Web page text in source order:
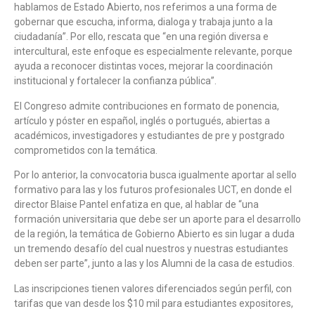
hablamos de Estado Abierto, nos referimos a una forma de
gobernar que escucha, informa, dialoga y trabaja junto a la
ciudadanía”. Por ello, rescata que “en una región diversa e
intercultural, este enfoque es especialmente relevante, porque
ayuda a reconocer distintas voces, mejorar la coordinación
institucional y fortalecer la confianza pública”.
El Congreso admite contribuciones en formato de ponencia,
artículo y póster en español, inglés o portugués, abiertas a
académicos, investigadores y estudiantes de pre y postgrado
comprometidos con la temática.
Por lo anterior, la convocatoria busca igualmente aportar al sello
formativo para las y los futuros profesionales UCT, en donde el
director Blaise Pantel enfatiza en que, al hablar de “una
formación universitaria que debe ser un aporte para el desarrollo
de la región, la temática de Gobierno Abierto es sin lugar a duda
un tremendo desafío del cual nuestros y nuestras estudiantes
deben ser parte”, junto a las y los Alumni de la casa de estudios.
Las inscripciones tienen valores diferenciados según perfil, con
tarifas que van desde los $10 mil para estudiantes expositores,